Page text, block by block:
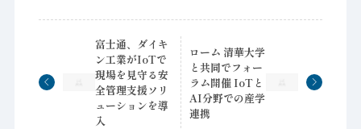
富士通、ダイキ
ン工業がIoTで
現場を見守る安
全管理支援ソリ
ューションを導
入
ローム 清華大学
と共同でフォー
ラム開催 IoTと
AI分野での産学
連携